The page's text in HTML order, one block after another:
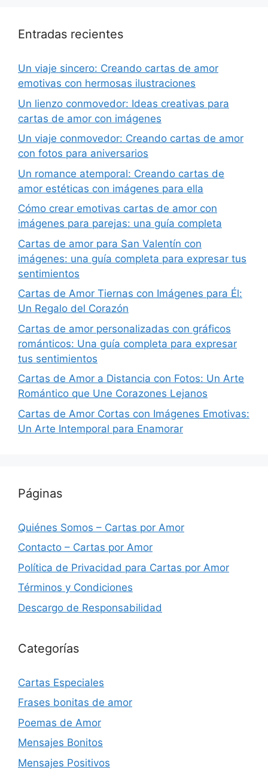
Entradas recientes
Un viaje sincero: Creando cartas de amor
emotivas con hermosas ilustraciones
Un lienzo conmovedor: Ideas creativas para
cartas de amor con imágenes
Un viaje conmovedor: Creando cartas de amor
con fotos para aniversarios
Un romance atemporal: Creando cartas de
amor estéticas con imágenes para ella
Cómo crear emotivas cartas de amor con
imágenes para parejas: una guía completa
Cartas de amor para San Valentín con
imágenes: una guía completa para expresar tus
sentimientos
Cartas de Amor Tiernas con Imágenes para Él:
Un Regalo del Corazón
Cartas de amor personalizadas con gráficos
románticos: Una guía completa para expresar
tus sentimientos
Cartas de Amor a Distancia con Fotos: Un Arte
Romántico que Une Corazones Lejanos
Cartas de Amor Cortas con Imágenes Emotivas:
Un Arte Intemporal para Enamorar
Páginas
Quiénes Somos – Cartas por Amor
Contacto – Cartas por Amor
Política de Privacidad para Cartas por Amor
Términos y Condiciones
Descargo de Responsabilidad
Categorías
Cartas Especiales
Frases bonitas de amor
Poemas de Amor
Mensajes Bonitos
Mensajes Positivos